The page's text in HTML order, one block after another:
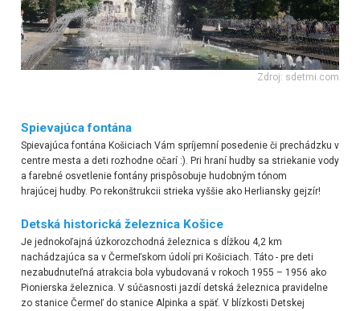
Zdroj: sdetmi.com
Spievajúca fontána
Spievajúca fontána Košiciach Vám spríjemní posedenie či prechádzku v
centre mesta a deti rozhodne očarí :). Pri hraní hudby sa striekanie vody
a farebné osvetlenie fontány prispôsobuje hudobným tónom
hrajúcej hudby. Po rekonštrukcii strieka vyššie ako Herliansky gejzír!
Detská historická železnica Košice
Je jednokoľajná úzkorozchodná železnica s dĺžkou 4,2 km
nachádzajúca sa v Čermeľskom údolí pri Košiciach. Táto - pre deti
nezabudnuteľná atrakcia bola vybudovaná v rokoch 1955 – 1956 ako
Pionierska železnica. V súčasnosti jazdí detská železnica pravidelne
zo stanice Čermeľ do stanice Alpinka a späť. V blízkosti Detskej